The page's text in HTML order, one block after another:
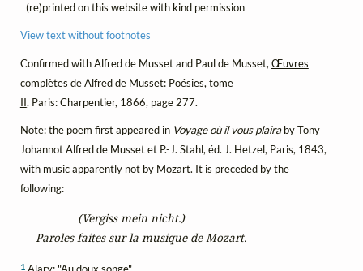
(re)printed on this website with kind permission
View text without footnotes
Confirmed with Alfred de Musset and Paul de Musset, Œuvres
complètes de Alfred de Musset: Poésies, tome
II, Paris: Charpentier, 1866, page 277.
Note: the poem first appeared in Voyage où il vous plairaby Tony
Johannot Alfred de Musset et P.-J. Stahl, éd. J. Hetzel, Paris, 1843,
with music apparently not by Mozart. It is preceded by the
following:
(Vergiss mein nicht.)
Paroles faites sur la musique de Mozart.
1Alary: "Au doux songe"